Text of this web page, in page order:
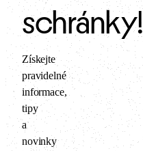
schránky!
Získejte
pravidelné
informace,
tipy
a
novinky